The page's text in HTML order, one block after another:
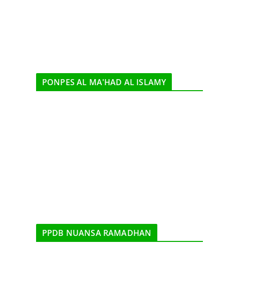
PONPES AL MA'HAD AL ISLAMY
PPDB NUANSA RAMADHAN